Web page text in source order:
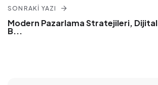
SONRAKI YAZI
Modern Pazarlama Stratejileri, Dijital
B...